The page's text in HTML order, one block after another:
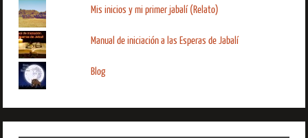
Mis inicios y mi primer jabalí (Relato)
Manual de iniciación a las Esperas de Jabalí
Blog